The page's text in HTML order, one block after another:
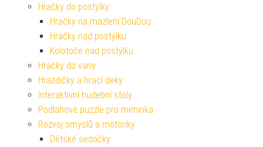
Hračky do postýlky
Hračky na mazlení DouDou
Hračky nad postýlku
Kolotoče nad postýlku
Hračky do vany
Hrazdičky a hrací deky
Interaktivní hudební stoly
Podlahové puzzle pro miminka
Rozvoj smyslů a motoriky
Dětské sedačky